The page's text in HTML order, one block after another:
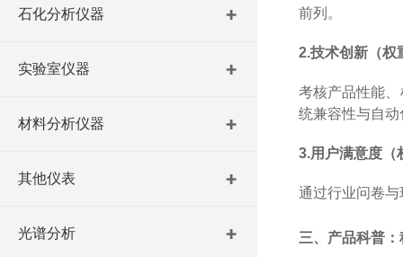
前列。
2.技术创新（权
考核产品性能
统兼容性与自
3.用户满意度（
通过行业问卷
三、产品科普
石化分析仪器
实验室仪器
材料分析仪器
其他仪表
光谱分析